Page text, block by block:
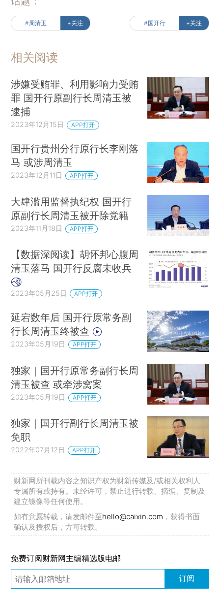
#周清玉 +关注 #国开行 +关注
相关阅读
涉嫌受贿罪、利用影响力受贿
罪 国开行原副行长周清玉被
逮捕
2023年12月15日 APP打开
国开行贵州分行原行长李刚落
马 或涉周清玉
2023年12月11日 APP打开
大肆滥用监督执纪权 国开行
原副行长周清玉被开除党籍
2023年11月18日 APP打开
【数据深阅读】胡怀邦心腹周
清玉落马 国开行反腐未收兵
2023年05月25日 APP打开
延宕数年后 国开行原常务副
行长周清玉终被查
2023年05月19日 APP打开
独家｜国开行原常务副行长周
清玉被查 或牵涉窝案
2023年05月19日 APP打开
独家｜国开行副行长周清玉被
免职
2022年07月12日 APP打开
财新网所刊载内容之知识产权为财新传媒及/或相关权利人
专属所有或持有。未经许可，禁止进行转载、摘编、复制及
建立镜像等任何使用。
如有意愿转载，请发邮件至hello@caixin.com ，获得书面
确认及授权后，方可转载。
免费订阅财新网主编精选版电邮
订阅